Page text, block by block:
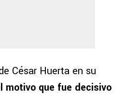
César Huerta en su
motivo que fue decisivo